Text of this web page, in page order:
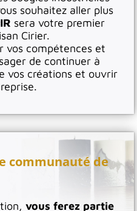
souhaitez aller plus
sera votre premier
Cirier.
vos compétences et
de continuer à
vos créations et ouvrir
communauté de
vous ferez partie